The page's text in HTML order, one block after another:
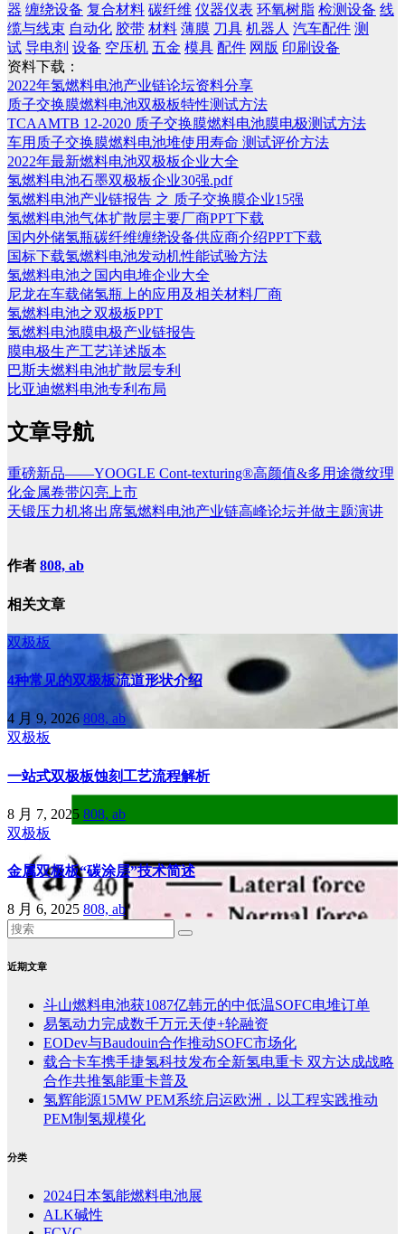
器 缠绕设备 复合材料 碳纤维 仪器仪表 环氧树脂 检测设备 线
缆与线束 自动化 胶带 材料 薄膜 刀具 机器人 汽车配件 测
试 导电剂 设备 空压机 五金 模具 配件 网版 印刷设备
资料下载：
2022年氢燃料电池产业链论坛资料分享
质子交换膜燃料电池双极板特性测试方法
TCAAMTB 12-2020 质子交换膜燃料电池膜电极测试方法
车用质子交换膜燃料电池堆使用寿命 测试评价方法
2022年最新燃料电池双极板企业大全
氢燃料电池石墨双极板企业30强.pdf
氢燃料电池产业链报告 之 质子交换膜企业15强
氢燃料电池气体扩散层主要厂商PPT下载
国内外储氢瓶碳纤维缠绕设备供应商介绍PPT下载
国标下载氢燃料电池发动机性能试验方法
氢燃料电池之国内电堆企业大全
尼龙在车载储氢瓶上的应用及相关材料厂商
氢燃料电池之双极板PPT
氢燃料电池膜电极产业链报告
膜电极生产工艺详述版本
巴斯夫燃料电池扩散层专利
比亚迪燃料电池专利布局
文章导航
重磅新品——YOOGLE Cont-texturing®高颜值&多用途微纹理
化金属卷带闪亮上市
天锻压力机将出席氢燃料电池产业链高峰论坛并做主题演讲
作者 808, ab
相关文章
双极板
4种常见的双极板流道形状介绍
4 月 9, 2026 808, ab
双极板
一站式双极板蚀刻工艺流程解析
8 月 7, 2025 808, ab
双极板
金属双极板“碳涂层”技术简述
8 月 6, 2025 808, ab
近期文章
斗山燃料电池获1087亿韩元的中低温SOFC电堆订单
易氢动力完成数千万元天使+轮融资
EODev与Baudouin合作推动SOFC市场化
载合卡车携手捷氢科技发布全新氢电重卡 双方达成战略
合作共推氢能重卡普及
氢辉能源15MW PEM系统启运欧洲，以工程实践推动
PEM制氢规模化
分类
2024日本氢能燃料电池展
ALK碱性